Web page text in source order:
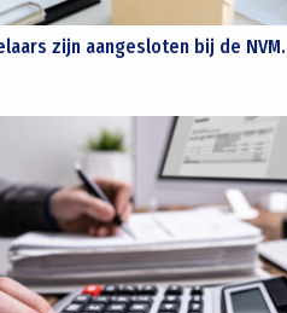
zijn aangesloten bij de NVM.